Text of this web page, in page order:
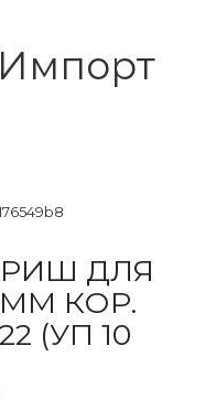
ДЛЯ
ММ КОР.
(УП 10